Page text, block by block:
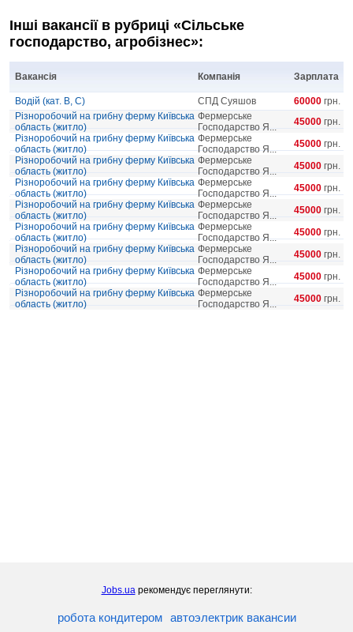
Інші вакансії в рубриці «Сільське
господарство, агробізнес»:
Вакансія Компанія Зарплата
Водій (кат. B, С) СПД Суяшов 60000 грн.
Різноробочий на грибну ферму Київська
область (житло)
Фермерське
Господарство Я...
45000 грн.
Різноробочий на грибну ферму Київська
область (житло)
Фермерське
Господарство Я...
45000 грн.
Різноробочий на грибну ферму Київська
область (житло)
Фермерське
Господарство Я...
45000 грн.
Різноробочий на грибну ферму Київська
область (житло)
Фермерське
Господарство Я...
45000 грн.
Різноробочий на грибну ферму Київська
область (житло)
Фермерське
Господарство Я...
45000 грн.
Різноробочий на грибну ферму Київська
область (житло)
Фермерське
Господарство Я...
45000 грн.
Різноробочий на грибну ферму Київська
область (житло)
Фермерське
Господарство Я...
45000 грн.
Різноробочий на грибну ферму Київська
область (житло)
Фермерське
Господарство Я...
45000 грн.
Різноробочий на грибну ферму Київська
область (житло)
Фермерське
Господарство Я...
45000 грн.
Jobs.uaрекомендує переглянути:
робота кондитером
автоэлектрик вакансии